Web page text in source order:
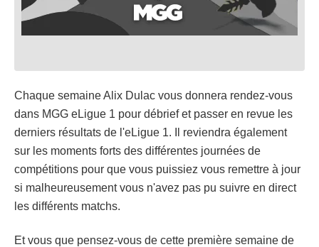
Chaque semaine Alix Dulac vous donnera rendez-vous
dans MGG eLigue 1 pour débrief et passer en revue les
derniers résultats de l'eLigue 1. Il reviendra également
sur les moments forts des différentes journées de
compétitions pour que vous puissiez vous remettre à jour
si malheureusement vous n'avez pas pu suivre en direct
les différents matchs.
Et vous que pensez-vous de cette première semaine de